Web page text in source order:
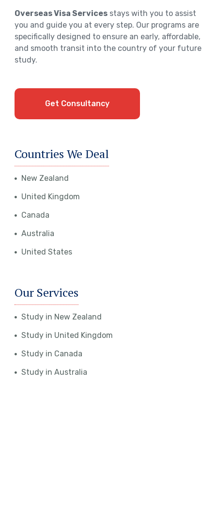
Overseas Visa Services stays with you to assist
you and guide you at every step. Our programs are
specifically designed to ensure an early, affordable,
and smooth transit into the country of your future
study.
Get Consultancy
Countries We Deal
New Zealand
United Kingdom
Canada
Australia
United States
Our Services
Study in New Zealand
Study in United Kingdom
Study in Canada
Study in Australia